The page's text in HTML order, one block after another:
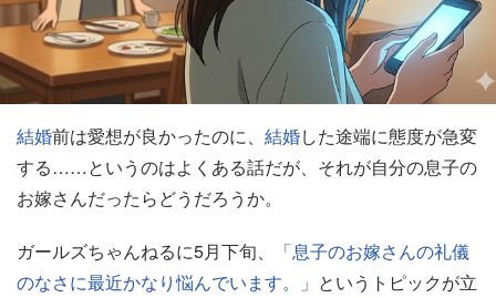
結婚前は愛想が良かったのに、 結婚した途端に態度が急変
する……というのはよくある話だが、それが自分の息子の
お嫁さんだったらどうだろうか。
ガールズちゃんねるに5月下旬、
「息子のお嫁さんの礼儀
のなさに最近かなり悩んでいます。」 というトピックが立